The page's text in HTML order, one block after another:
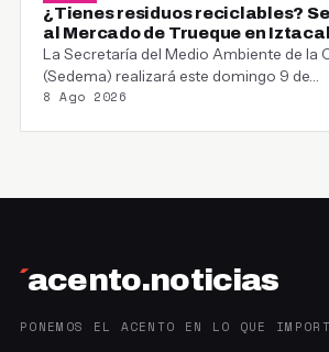
¿Tienes residuos reciclables?
al Mercado de Trueque en
La Secretaría del Medio Ambiente de la
(Sedema) realizará este domingo 9 de…
8 Ago 2026
´acento.noticias
PONEMOS EL ACENTO EN LO QUE